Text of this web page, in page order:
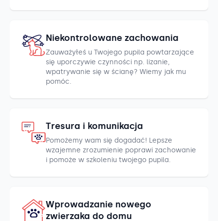
Niekontrolowane zachowania
Zauważyłeś u Twojego pupila powtarzające
się uporczywie czynności np. lizanie,
wpatrywanie się w ścianę? Wiemy jak mu
pomóc.
Tresura i komunikacja
Pomożemy wam się dogadać! Lepsze
wzajemne zrozumienie poprawi zachowanie
i pomoże w szkoleniu twojego pupila.
Wprowadzanie nowego
zwierzaka do domu